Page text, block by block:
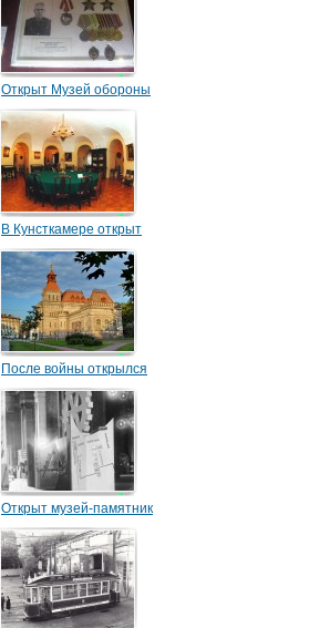
Открыт Музей обороны
Ленинграда
В Кунсткамере открыт
музей Ломоносова
После войны открылся
музей А. В. Суворова
Открыт музей-памятник
«Исаакиевский собор»